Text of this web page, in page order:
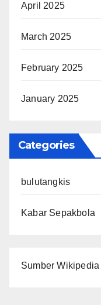
April 2025
March 2025
February 2025
January 2025
Categories
bulutangkis
Kabar Sepakbola
Sumber Wikipedia